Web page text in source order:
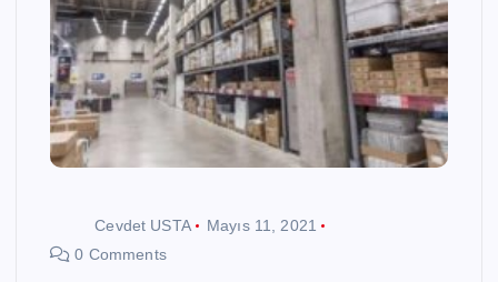
Cevdet USTA
Mayıs 11, 2021
0 Comments